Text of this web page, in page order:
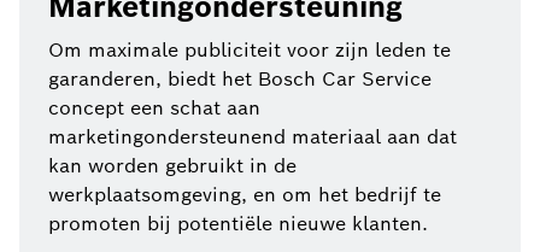
Om maximale publiciteit voor zijn leden te
garanderen, biedt het Bosch Car Service
concept een schat aan
marketingondersteunend materiaal aan dat
kan worden gebruikt in de
werkplaatsomgeving, en om het bedrijf te
promoten bij potentiële nieuwe klanten.